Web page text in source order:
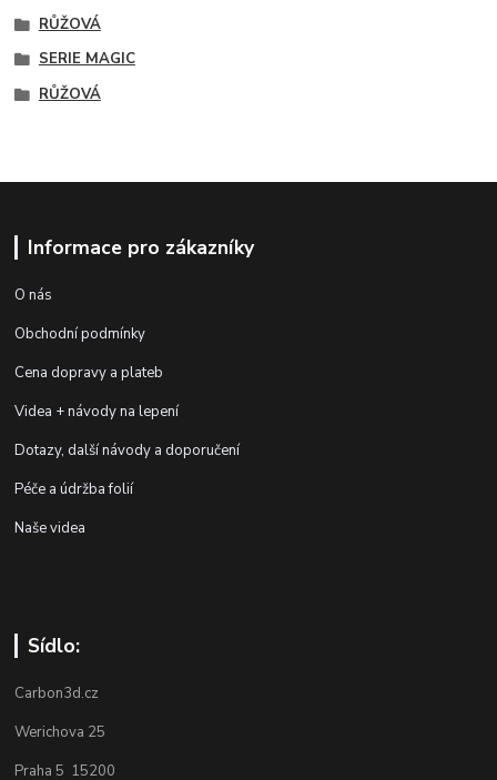
RŮŽOVÁ
SERIE MAGIC
RŮŽOVÁ
Informace pro zákazníky
O nás
Obchodní podmínky
Cena dopravy a plateb
Videa + návody na lepení
Dotazy, další návody a doporučení
Péče a údržba folií
Naše videa
Sídlo:
Carbon3d.cz
Werichova 25
Praha 5 15200